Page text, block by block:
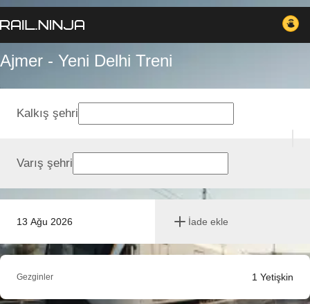
Ajmer - Yeni Delhi Treni
13 Ağu 2026 İade ekle
Kalkış şehri
Varış şehri
Gezginler 1 Yetişkin